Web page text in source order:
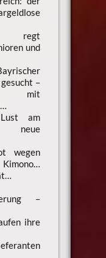
regt
und
–
am
neue
wegen
–
ihre